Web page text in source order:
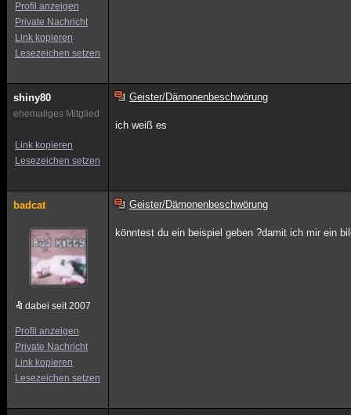
Profil anzeigen
Private Nachricht
Link kopieren
Lesezeichen setzen
shiny80
ehemaliges Mitglied
Link kopieren
Lesezeichen setzen
Geister/Dämonenbeschwörung
ich weiß es
badcat
dabei seit 2007
Profil anzeigen
Private Nachricht
Link kopieren
Lesezeichen setzen
Geister/Dämonenbeschwörung
könntest du ein beispiel geben ?damit ich mir ein